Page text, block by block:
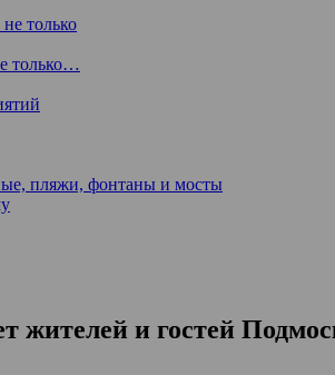
только
только…
пляжи, фонтаны и мосты
жителей и гостей